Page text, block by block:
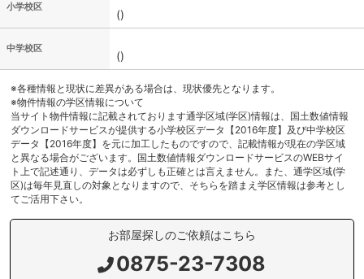
小学校区
()
中学校区
()
※各種情報と現状に差異がある場合は、現状優先となります。
※物件情報の学区情報について
当サイト物件情報に記載されております通学区域(学区)情報は、国土数値情報
ダウンロードサービスが提供する小学校区データ【2016年度】及び中学校区
データ【2016年度】を元に加工したものですので、記載情報が現在の学区域
と異なる場合がございます。国土数値情報ダウンロードサービスのWEBサイ
ト上で記述通り、データは必ずしも正確とは言えません。また、通学区域(学
区)は毎年見直しの対象となりますので、そちらを踏まえ学区情報は参考とし
てご活用下さい。
お部屋探しのご依頼はこちら
0875-23-7308